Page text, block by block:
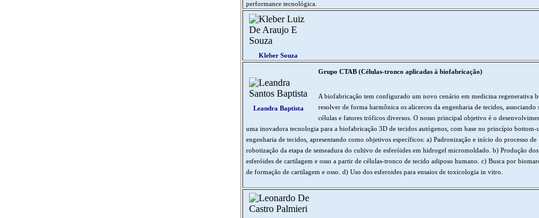
performance tecnológica.
Kleber Souza
Leandra Baptista
Grupo CTAB (Células-tronco aplicadas à biofabricação)
A biofabricação tem configurado um novo cenário em medicina regenerativa
resolver de forma harmônica os alicerces da engenharia de tecidos, associando
células e fatores tróficos diversos. O nosso principal objetivo é o
uma inovadora tecnologia para a biofabricação 3D de tecidos autógenos, com base no princípio bottom-
engenharia de tecidos, apresentando como objetivos específicos: a) Padronização e início do processo de
robotização da etapa de semeadura do cultivo de esferóides em hidrogel micromoldado. b) Produção dos
esferóides de cartilagem e osso a partir de células-tronco de tecido adiposo humano. c) Busca por
de formação de cartilagem e osso. d) Uso dos esferoides para ensaios de toxicologia in vitro.